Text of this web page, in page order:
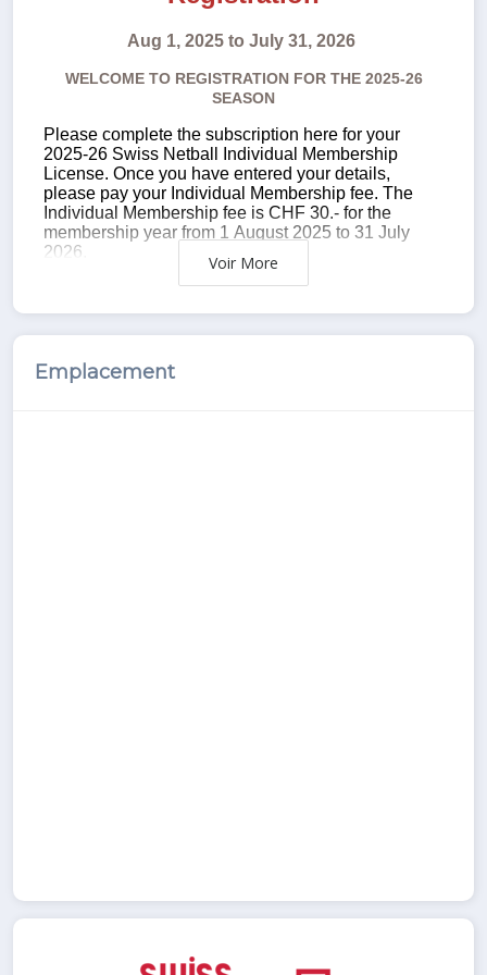
Voir
Emplacement